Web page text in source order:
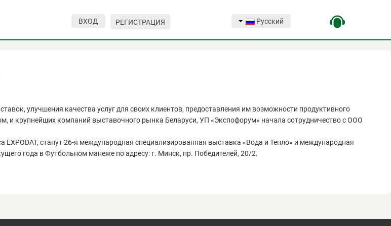
ВХОД РЕГИСТРАЦИЯ Русский
улучшения качества услуг для своих клиентов, предоставления им возможности продуктивного
и крупнейших компаний выставочного рынка Беларуси, УП «Экспофорум» начала сотрудничество с ООО
станут 26-я международная специализированная выставка «Вода и Тепло» и международная
года в Футбольном манеже по адресу: г. Минск, пр. Победителей, 20/2.